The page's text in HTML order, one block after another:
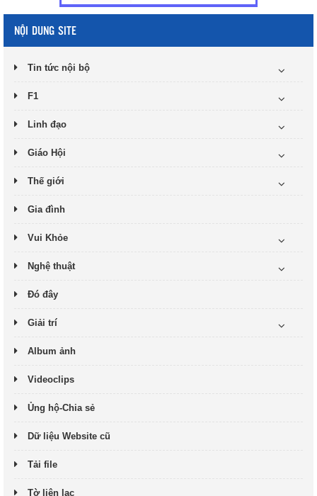
NỘI DUNG SITE
Tin tức nội bộ
F1
Linh đạo
Giáo Hội
Thế giới
Gia đình
Vui Khỏe
Nghệ thuật
Đó đây
Giải trí
Album ảnh
Videoclips
Ủng hộ-Chia sẻ
Dữ liệu Website cũ
Tải file
Tờ liên lạc